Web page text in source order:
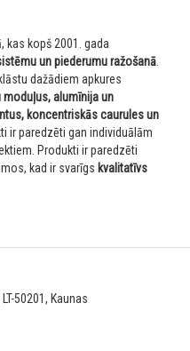
kas kopš 2001. gada
un piederumu ražošanā.
dažādiem apkures
alumīnija un
koncentriskās caurules un
ir paredzēti gan individuālām
Produkti ir paredzēti
kad ir svarīgs kvalitatīvs
50201, Kaunas